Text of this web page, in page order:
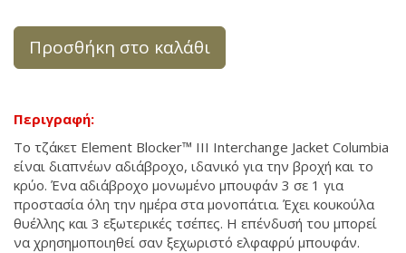
Προσθήκη στο καλάθι
Περιγραφή:
To τζάκετ Element Blocker™ III Interchange Jacket Columbia
είναι διαπνέων αδιάβροχο, ιδανικό για την βροχή και το
κρύο. Ένα αδιάβροχο μονωμένο μπουφάν 3 σε 1 για
προστασία όλη την ημέρα στα μονοπάτια. Έχει κουκούλα
θυέλλης και 3 εξωτερικές τσέπες. Η επένδυσή του μπορεί
να χρησημοποιηθεί σαν ξεχωριστό ελφαφρύ μπουφάν.